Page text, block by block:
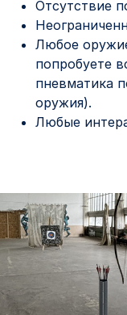
Отсутствие
Любое
попробуете
пневматика
оружия).
Любые